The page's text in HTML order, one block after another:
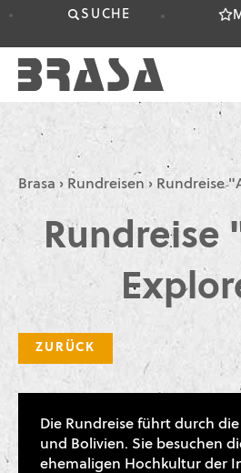
SUCHE
Brasa › Rundreisen › Rundreise
Rundreise
ZURÜCK
Die Rundreise führt durch
und Bolivien. Sie besuchen
ehemaligen Hochkultur der